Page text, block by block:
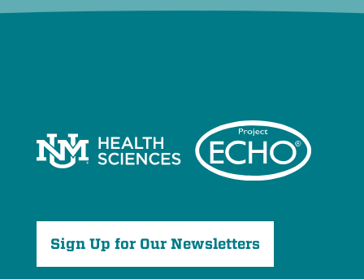
Sign Up for Our Newsletters